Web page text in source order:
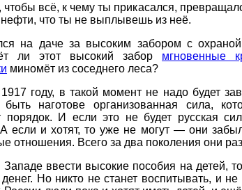
всё, к чему ты прикасался,
нефти, что ты не выплывешь из неё.
на даче за высоким забором с
ли этот высокий забор мгновенные
миномёт из соседнего леса?
году, в такой момент не надо будет
наготове организованная сила,
порядок. И если это не будет русская
А если и хотят, то уже не могут — они
отношения. Всего за два поколения они
Западе ввести высокие пособия на детей,
Но никто не станет воспитывать, и не